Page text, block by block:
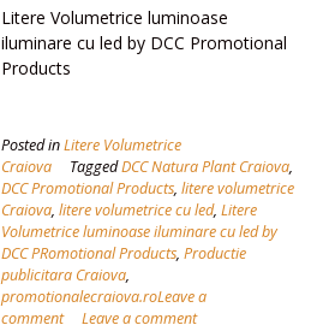
Litere Volumetrice luminoase
iluminare cu led by DCC Promotional
Products
Posted inLitere Volumetrice
Craiova
TaggedDCC Natura Plant Craiova,
DCC Promotional Products, litere volumetrice
Craiova, litere volumetrice cu led, Litere
Volumetrice luminoase iluminare cu led by
DCC PRomotional Products, Productie
publicitara Craiova,
promotionalecraiova.roLeave a
comment
Leave a comment